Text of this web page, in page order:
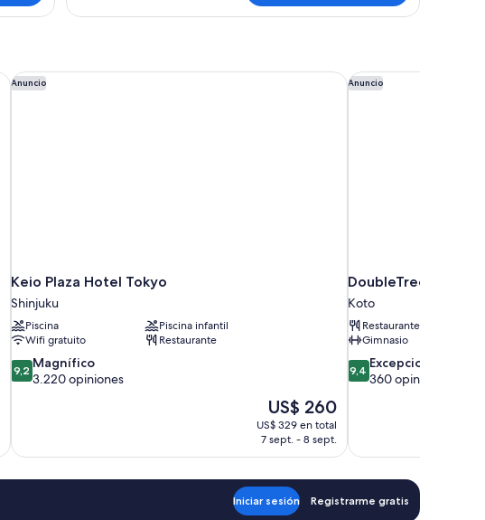
Anuncio
Keio Plaza Hotel Tokyo
Shinjuku
Piscina
Piscina infantil
Wifi gratuito
Restaurante
9.2
de
opiniones
9,2 Magnífico
3.220 opiniones
El
precio
actual
US$ 260
US$ 260
US$ 329 en total
7 sept. - 8 sept.
Keio Plaza Hotel Tokyo Anuncio
DoubleTree by
Koto
Restaurante
Gimnasio
9.4
de
opiniones
9,4 Excepcional
360 opiniones
DoubleTree by
Iniciar sesión Registrarme gratis